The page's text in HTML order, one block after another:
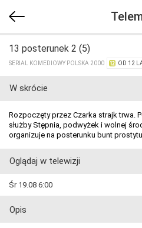
13 posterunek 2 (5)
SERIAL KOMEDIOWY POLSKA 2000 OD 12
W skrócie
Rozpoczęty przez Czarka strajk trwa.
służby Stępnia, podwyżek i wolnej
organizuje na posterunku bunt
Oglądaj w telewizji
Śr 19.08 6:00
Opis